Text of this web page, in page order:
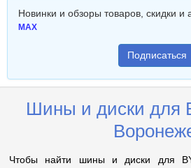
Новинки и обзоры товаров, скидки и
MAX
Подписаться
Шины и диски для
Чтобы найти шины и диски для